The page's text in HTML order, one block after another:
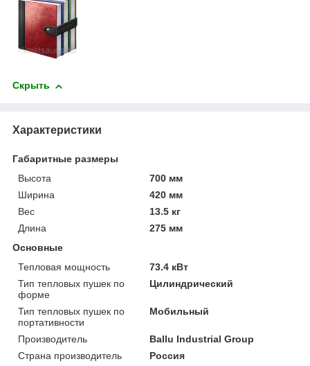
Скрыть
Характеристики
Габаритные размеры
Высота
700 мм
Ширина
420 мм
Вес
13.5 кг
Длина
275 мм
Основные
Тепловая мощность
73.4 кВт
Тип тепловых пушек по
форме
Цилиндрический
Тип тепловых пушек по
портативности
Мобильный
Производитель
Ballu Industrial Group
Страна производитель
Россия